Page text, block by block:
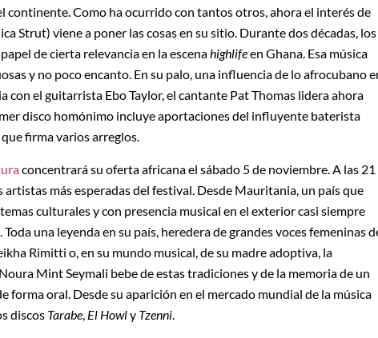
continente. Como ha ocurrido con tantos otros, ahora el interés de
Strut) viene a poner las cosas en su sitio. Durante dos décadas, los
de cierta relevancia en la escenahighlifeen Ghana. Esa música
y no poco encanto. En su palo, una influencia de lo afrocubano
con el guitarrista Ebo Taylor, el cantante Pat Thomas lidera ahora
disco homónimo incluye aportaciones del influyente baterista
firma varios arreglos.
concentrará su oferta africana el sábado 5 de noviembre. A las 21
más esperadas del festival. Desde Mauritania, un país que
culturales y con presencia musical en el exterior casi siempre
una leyenda en su país, heredera de grandes voces femeninas
Rimitti o, en su mundo musical, de su madre adoptiva, la
Mint Seymali bebe de estas tradiciones y de la memoria de un
forma oral. Desde su aparición en el mercado mundial de la música
discos Tarabe El Howly Tzenni